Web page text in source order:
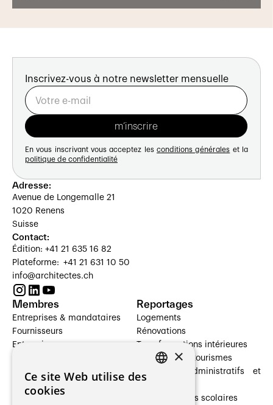
Inscrivez-vous à notre newsletter mensuelle
En vous inscrivant vous acceptez les conditions générales et la
politique de confidentialité
Adresse:
Avenue de Longemalle 21
1020 Renens
Suisse
Contact:
Édition: +41 21 635 16 82
Plateforme: +41 21 631 10 50
info@architectes.ch
Membres
Entreprises & mandataires
Fournisseurs
Entreprises
Architectes paysagistes
Architectes d'intérieur
Reportages
Logements
Rénovations
Transformations intérieures
Hôtelleries et tourismes
Bâtiments administratifs et
Établissements scolaires
×
Ce site Web utilise des
cookies